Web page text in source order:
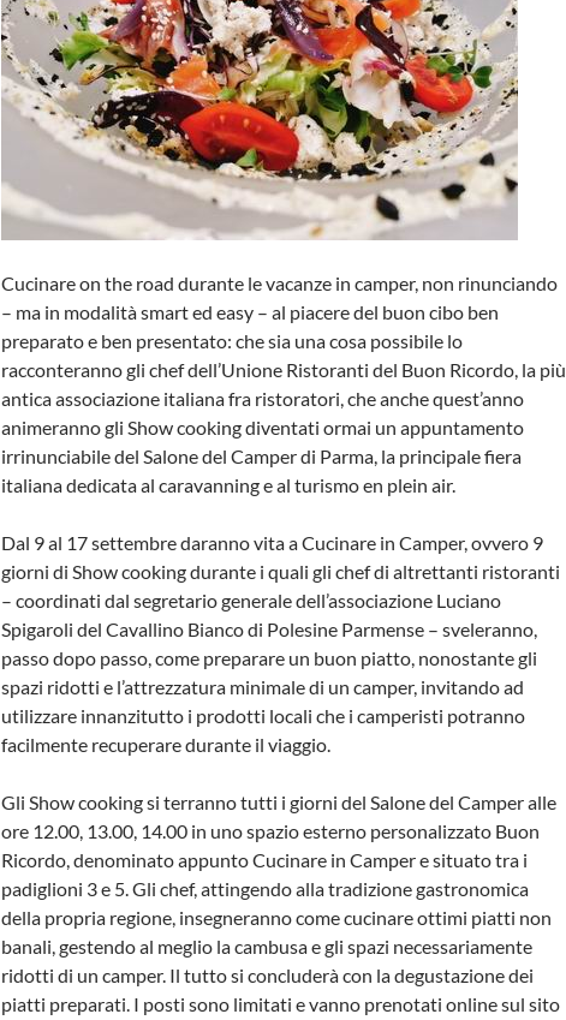
Cucinare on the road durante le vacanze in camper, non rinunciando
– ma in modalità smart ed easy – al piacere del buon cibo ben
preparato e ben presentato: che sia una cosa possibile lo
racconteranno gli chef dell’Unione Ristoranti del Buon Ricordo, la più
antica associazione italiana fra ristoratori, che anche quest’anno
animeranno gli Show cooking diventati ormai un appuntamento
irrinunciabile del Salone del Camper di Parma, la principale fiera
italiana dedicata al caravanning e al turismo en plein air.
Dal 9 al 17 settembre daranno vita a Cucinare in Camper, ovvero 9
giorni di Show cooking durante i quali gli chef di altrettanti ristoranti
– coordinati dal segretario generale dell’associazione Luciano
Spigaroli del Cavallino Bianco di Polesine Parmense – sveleranno,
passo dopo passo, come preparare un buon piatto, nonostante gli
spazi ridotti e l’attrezzatura minimale di un camper, invitando ad
utilizzare innanzitutto i prodotti locali che i camperisti potranno
facilmente recuperare durante il viaggio.
Gli Show cooking si terranno tutti i giorni del Salone del Camper alle
ore 12.00, 13.00, 14.00 in uno spazio esterno personalizzato Buon
Ricordo, denominato appunto Cucinare in Camper e situato tra i
padiglioni 3 e 5. Gli chef, attingendo alla tradizione gastronomica
della propria regione, insegneranno come cucinare ottimi piatti non
banali, gestendo al meglio la cambusa e gli spazi necessariamente
ridotti di un camper. Il tutto si concluderà con la degustazione dei
piatti preparati. I posti sono limitati e vanno prenotati online sul sito